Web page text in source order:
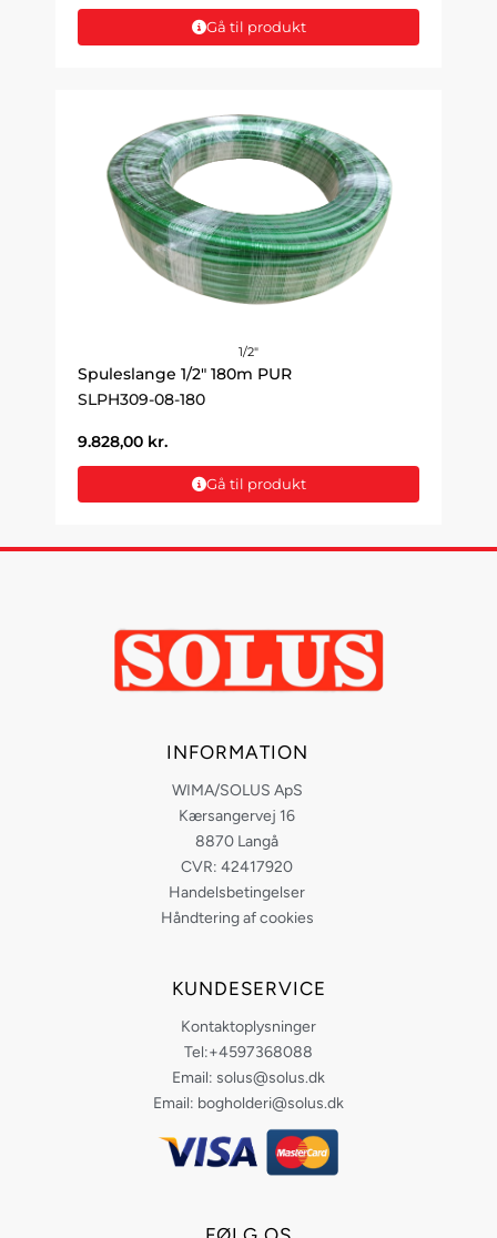
Gå til produkt
1/2"
Spuleslange 1/2" 180m PUR
SLPH309-08-180
9.828,00 kr.
Gå til produkt
INFORMATION
WIMA/SOLUS ApS
Kærsangervej 16
8870 Langå
CVR: 42417920
Handelsbetingelser
Håndtering af cookies
KUNDESERVICE
Kontaktoplysninger
Tel:+4597368088
Email: solus@solus.dk
Email: bogholderi@solus.dk